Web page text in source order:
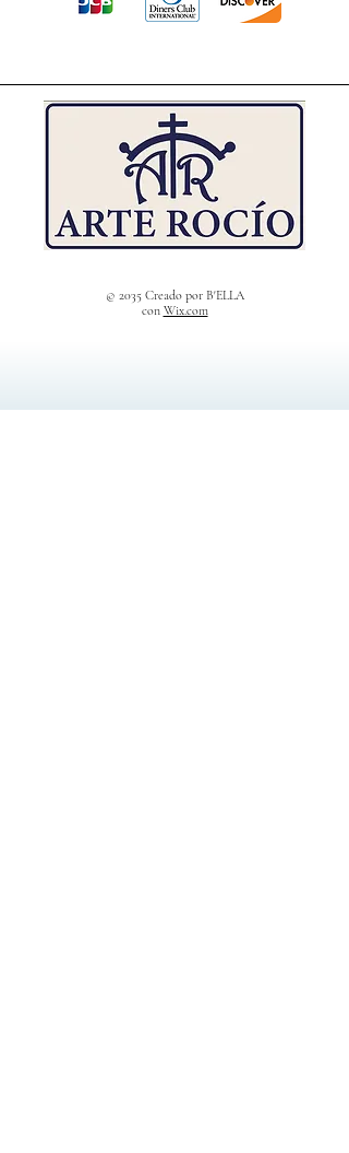
© 2035 Creado por B'ELLA
con Wix.com